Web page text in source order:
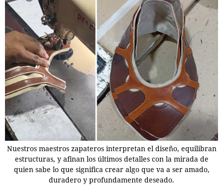
Nuestros maestros zapateros interpretan el diseño, equilibran
estructuras, y afinan los últimos detalles con la mirada de
quien sabe lo que significa crear algo que va a ser amado,
duradero y profundamente deseado.